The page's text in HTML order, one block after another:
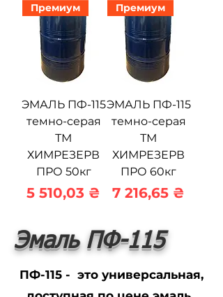
Премиум
ЭМАЛЬ ПФ-115
темно-серая
ТМ
ХИМРЕЗЕРВ
ПРО 50кг
Цена
5 510,03 ₴
Премиум
ЭМАЛЬ ПФ-115
темно-серая
ТМ
ХИМРЕЗЕРВ
ПРО 60кг
Цена
7 216,65 ₴
Эмаль ПФ-115
ПФ-115 - это универсальная,